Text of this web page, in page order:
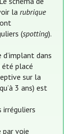
larubrique
(spotting).
dans
été placé
sur la
3 ans) est
irréguliers
voie